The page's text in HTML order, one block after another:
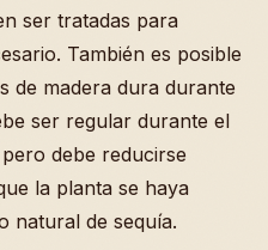
ser tratadas para
También es posible
de madera dura durante
ser regular durante el
debe reducirse
la planta se haya
natural de sequía.